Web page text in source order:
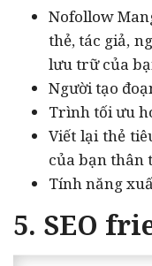
Nofollow
thẻ, tác giả,
lưu trữ của
Người tạo
Trình tối ưu
Viết lại thẻ
của bạn thân
Tính năng
5. SEO